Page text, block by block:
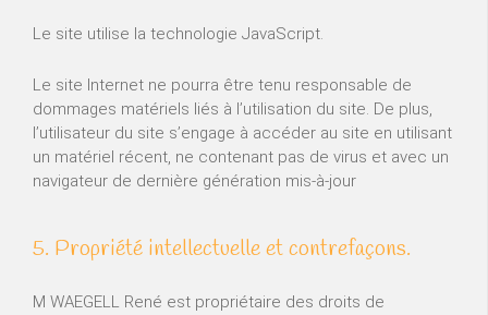
Le site utilise la technologie JavaScript.
Le site Internet ne pourra être tenu responsable de
dommages matériels liés à l’utilisation du site. De plus,
l’utilisateur du site s’engage à accéder au site en utilisant
un matériel récent, ne contenant pas de virus et avec un
navigateur de dernière génération mis-à-jour
5. Propriété intellectuelle et contrefaçons.
M WAEGELL René est propriétaire des droits de